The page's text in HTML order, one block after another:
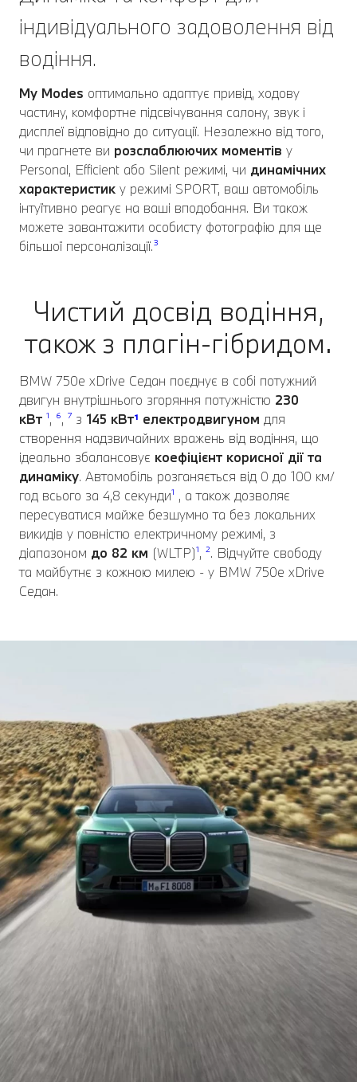
індивідуального задоволення від
водіння.
My Modes оптимально адаптує привід, ходову
частину, комфортне підсвічування салону, звук і
дисплеї відповідно до ситуації. Незалежно від того,
чи прагнете ви розслаблюючих моментів у
Personal, Efficient або Silent режимі, чи динамічних
характеристик у режимі SPORT, ваш автомобіль
інтуїтивно реагує на ваші вподобання. Ви також
можете завантажити особисту фотографію для ще
більшої персоналізації.³
Чистий досвід водіння,
також з плагін-гібридом.
BMW 750e xDrive Седан поєднує в собі потужний
двигун внутрішнього згоряння потужністю 230
кВт ¹, ⁶, ⁷ з 145 кВт¹ електродвигуном для
створення надзвичайних вражень від водіння, що
ідеально збалансовує коефіцієнт корисної дії та
динаміку. Автомобіль розганяється від 0 до 100 км/
год всього за 4,8 секунди¹ , а також дозволяє
пересуватися майже безшумно та без локальних
викидів у повністю електричному режимі, з
діапазоном до 82 км (WLTP)¹, ². Відчуйте свободу
та майбутнє з кожною милею - у BMW 750e xDrive
Седан.